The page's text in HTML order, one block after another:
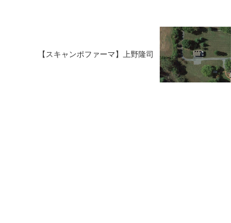
【スキャンポファーマ】上野隆司